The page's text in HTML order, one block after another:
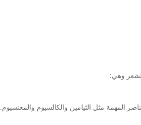
وهي:
المهمة مثل الثيامين والكالسيوم والمغنسيوم.